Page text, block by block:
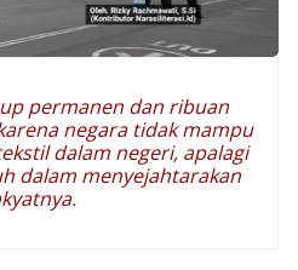
permanen dan ribuan
negara tidak mampu
dalam negeri, apalagi
dalam menyejahtarakan